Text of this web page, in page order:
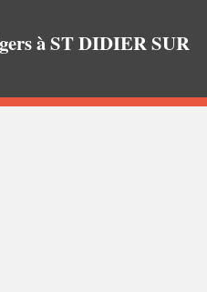
à ST DIDIER SUR